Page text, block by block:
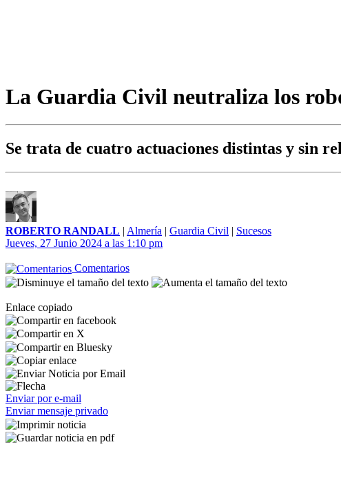
La Guardia Civil neutraliza los
Se trata de cuatro actuaciones distintas y sin
ROBERTO RANDALL | Almería | Guardia Civil | Sucesos
Jueves, 27 Junio 2024 a las 1:10 pm
Comentarios
Enlace copiado
Enviar por e-mail
Enviar mensaje privado